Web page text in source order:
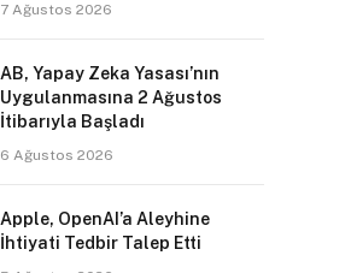
7 Ağustos 2026
AB, Yapay Zeka Yasası’nın
Uygulanmasına 2 Ağustos
İtibarıyla Başladı
6 Ağustos 2026
Apple, OpenAI’a Aleyhine
İhtiyati Tedbir Talep Etti